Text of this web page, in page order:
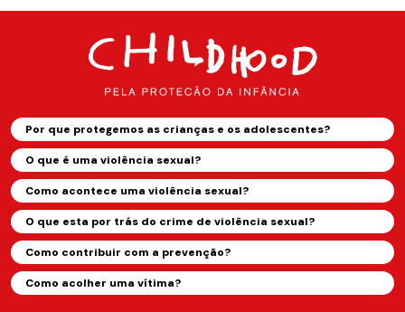
Por que protegemos as crianças e os adolescentes?
O que é uma violência sexual?
Como acontece uma violência sexual?
O que esta por trás do crime de violência sexual?
Como contribuir com a prevenção?
Como acolher uma vítima?